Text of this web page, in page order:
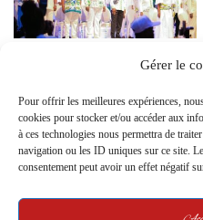
Gérer le
Pour offrir les meilleures expériences,
cookies pour stocker et/ou accéder aux
à ces technologies nous permettra de
navigation ou les ID uniques sur ce site.
consentement peut avoir un effet négatif
4 September 2024